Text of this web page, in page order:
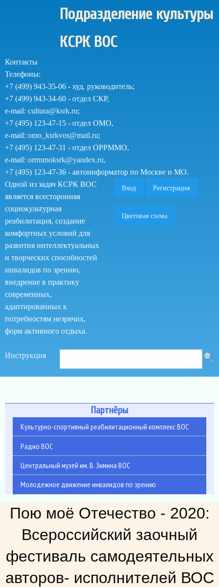
Подразделение культуры
КСРК ВОС
Контакты
Телефоны:
+7 (499) 943-35-06 - худ. руководитель;
+7 (499) 943-34-60 - отдел СКР,
e-mail: cultura@ksrk.ru;
+7 (495) 123-47-15 - отдел ОМО,
e-mail: omo_ksrkvos@mail.ru;
+7 (495) 123-47-31 - отдел ОРРММО,
e-mail: orrmmoksrk@yandex.ru,
+7 (495) 123-47-36 - автоинформатор по Москве и МО.
Одной из задач КСРК ВОС
является всесторонняя
социокультурная
реабилитация, создание
комфортных условий для
развития интеллектуальных
и творческих способностей
инвалидов по зрению,
внедрение в практику
современных,
адаптированных к
потребностям незрячих,
форм активного отдыха.
Вход Регистрация
Цветовая схема
Как
Инструкция
по
Партнёры
Культурно-спортивный реабилитационный комплекс ВОС
Радио ВОС
Центральный музей им. В. Зимина ВОС
Молодежное движение инвалидов по зрению
Пою моё Отечество - 2020:
Всероссийский заочный
фестиваль самодеятельных
авторов- исполнителей ВОС